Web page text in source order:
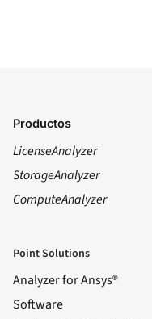
Productos
LicenseAnalyzer
StorageAnalyzer
ComputeAnalyzer
Point Solutions
Analyzer for Ansys®
Software